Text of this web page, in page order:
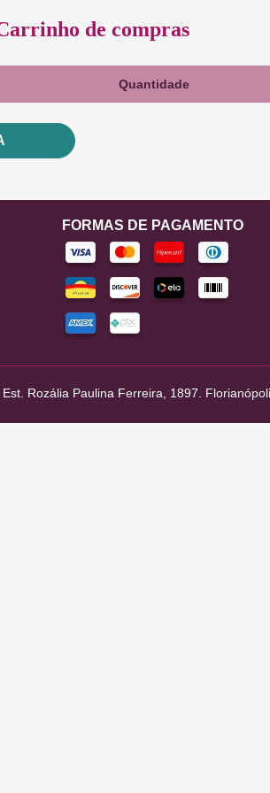
de compras
Quantidade
FORMAS DE PAGAMENTO
Rozália Paulina Ferreira, 1897.